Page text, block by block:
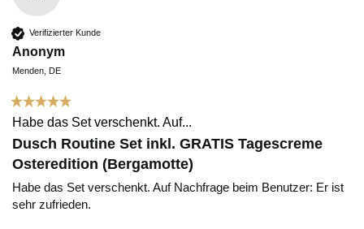
Verifizierter Kunde
Anonym
Menden, DE
Habe das Set verschenkt. Auf...
Dusch Routine Set inkl. GRATIS Tagescreme
Osteredition (Bergamotte)
Habe das Set verschenkt. Auf Nachfrage beim Benutzer: Er ist
sehr zufrieden.